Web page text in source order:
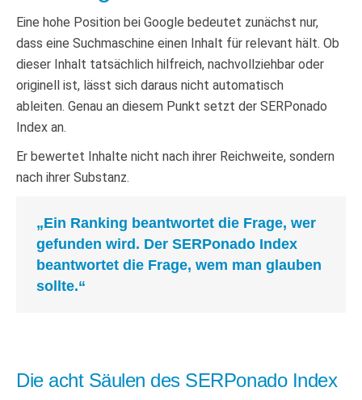
Eine hohe Position bei Google bedeutet zunächst nur,
dass eine Suchmaschine einen Inhalt für relevant hält. Ob
dieser Inhalt tatsächlich hilfreich, nachvollziehbar oder
originell ist, lässt sich daraus nicht automatisch
ableiten. Genau an diesem Punkt setzt der SERPonado
Index an.
Er bewertet Inhalte nicht nach ihrer Reichweite, sondern
nach ihrer Substanz.
„Ein Ranking beantwortet die Frage, wer
gefunden wird. Der SERPonado Index
beantwortet die Frage, wem man glauben
sollte.“
Die acht Säulen des SERPonado Index